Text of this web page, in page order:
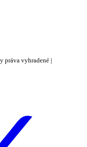
práva vyhradené |